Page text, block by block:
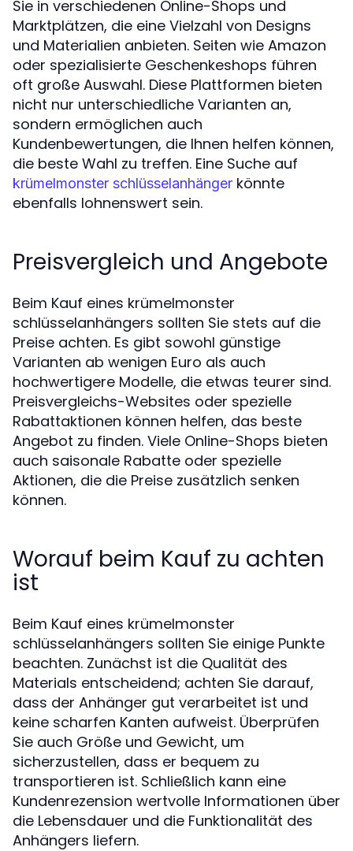
Sie in verschiedenen Online-Shops und
Marktplätzen, die eine Vielzahl von Designs
und Materialien anbieten. Seiten wie Amazon
oder spezialisierte Geschenkeshops führen
oft große Auswahl. Diese Plattformen bieten
nicht nur unterschiedliche Varianten an,
sondern ermöglichen auch
Kundenbewertungen, die Ihnen helfen können,
die beste Wahl zu treffen. Eine Suche auf
krümelmonster schlüsselanhänger könnte
ebenfalls lohnenswert sein.
Preisvergleich und Angebote
Beim Kauf eines krümelmonster
schlüsselanhängers sollten Sie stets auf die
Preise achten. Es gibt sowohl günstige
Varianten ab wenigen Euro als auch
hochwertigere Modelle, die etwas teurer sind.
Preisvergleichs-Websites oder spezielle
Rabattaktionen können helfen, das beste
Angebot zu finden. Viele Online-Shops bieten
auch saisonale Rabatte oder spezielle
Aktionen, die die Preise zusätzlich senken
können.
Worauf beim Kauf zu achten
ist
Beim Kauf eines krümelmonster
schlüsselanhängers sollten Sie einige Punkte
beachten. Zunächst ist die Qualität des
Materials entscheidend; achten Sie darauf,
dass der Anhänger gut verarbeitet ist und
keine scharfen Kanten aufweist. Überprüfen
Sie auch Größe und Gewicht, um
sicherzustellen, dass er bequem zu
transportieren ist. Schließlich kann eine
Kundenrezension wertvolle Informationen über
die Lebensdauer und die Funktionalität des
Anhängers liefern.